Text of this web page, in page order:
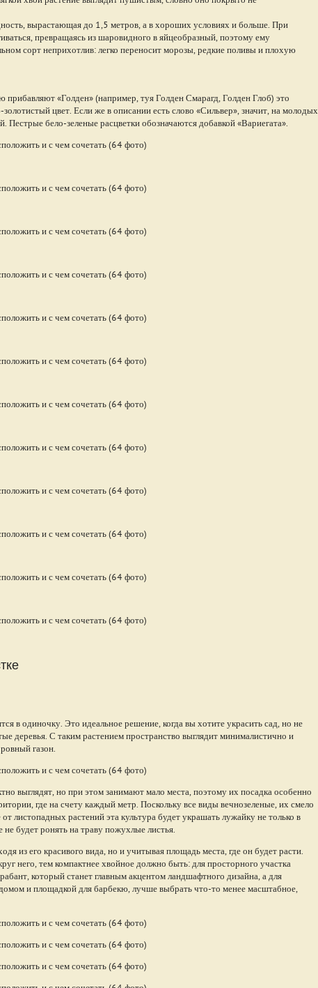
вырастающая до 1,5 метров, а в хороших условиях и больше. При
превращаясь из шаровидного в яйцеобразный, поэтому ему
сорт неприхотлив: легко переносит морозы, редкие поливы и плохую
прибавляют «Голден» (например, туя Голден Смарагд, Голден Глоб) это
цвет. Если же в описании есть слово «Сильвер», значит, на молодых
Пестрые бело-зеленые расцветки обозначаются добавкой «Вариегата».
в одиночку. Это идеальное решение, когда вы хотите украсить сад, но не
деревья. С таким растением пространство выглядит минималистично и
газон.
выглядят, но при этом занимают мало места, поэтому их посадка особенно
где на счету каждый метр. Поскольку все виды вечнозеленые, их смело
листопадных растений эта культура будет украшать лужайку не только в
будет ронять на траву пожухлые листья.
из его красивого вида, но и учитывая площадь места, где он будет расти.
него, тем компактнее хвойное должно быть: для просторного участка
который станет главным акцентом ландшафтного дизайна, а для
и площадкой для барбекю, лучше выбрать что-то менее масштабное,